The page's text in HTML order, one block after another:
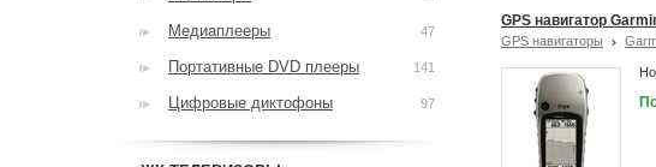
GPS навигатор
GPS навигаторы
Медиаплееры 47
Портативные DVD плееры 141
Цифровые диктофоны 97